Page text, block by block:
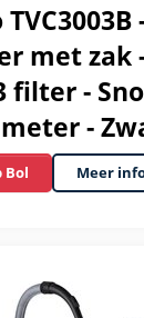
met zak
filter -
meter -
Bol Meer